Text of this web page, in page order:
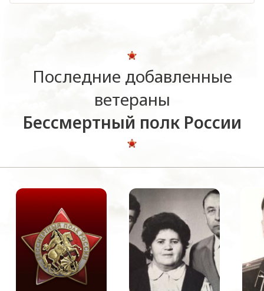
Последние добавленные
ветераны
Бессмертный полк России